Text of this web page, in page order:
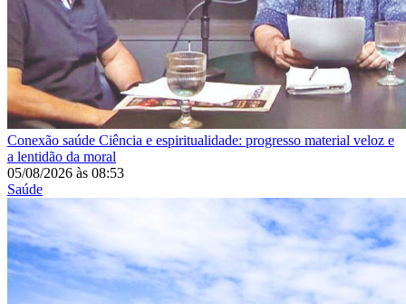
Conexão saúde Ciência e espiritualidade: progresso material veloz e
a lentidão da moral
05/08/2026 às 08:53
Saúde